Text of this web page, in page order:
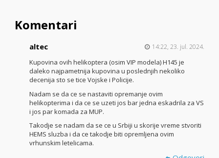
Komentari
altec 14:22, 23. jul. 2024.
Kupovina ovih helikoptera (osim VIP modela) H145 je
daleko najpametnija kupovina u poslednjih nekoliko
decenija sto se tice Vojske i Policije.
Nadam se da ce se nastaviti opremanje ovim
helikopterima i da ce se uzeti jos bar jedna eskadrila za VS
i jos par komada za MUP.
Takodje se nadam da se ce u Srbiji u skorije vreme stvoriti
HEMS sluzba i da ce takodje biti opremljena ovim
vrhunskim letelicama.